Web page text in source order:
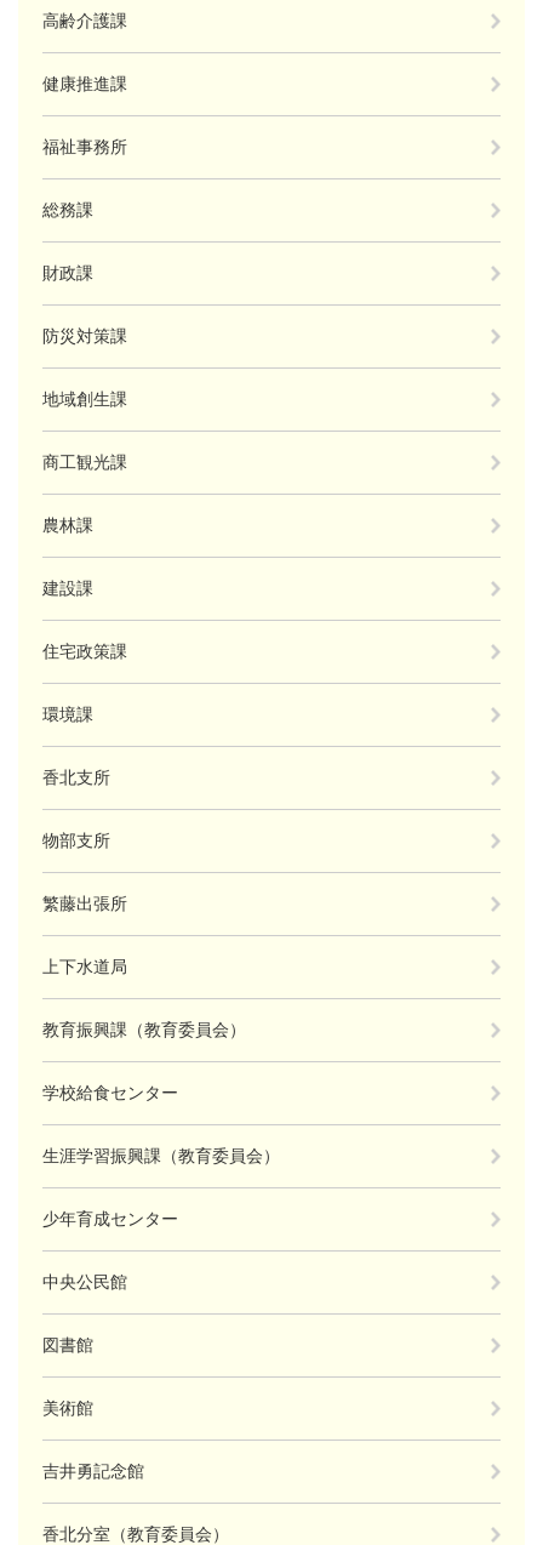
高齢介護課
健康推進課
福祉事務所
総務課
財政課
防災対策課
地域創生課
商工観光課
農林課
建設課
住宅政策課
環境課
香北支所
物部支所
繁藤出張所
上下水道局
教育振興課（教育委員会）
学校給食センター
生涯学習振興課（教育委員会）
少年育成センター
中央公民館
図書館
美術館
吉井勇記念館
香北分室（教育委員会）